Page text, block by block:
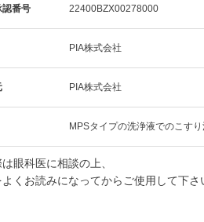
認番号 22400BZX00278000
PIA株式会社
PIA株式会社
MPSタイプの洗浄液でのこす
眼科医に相談の上、
くお読みになってからご使用して下さ